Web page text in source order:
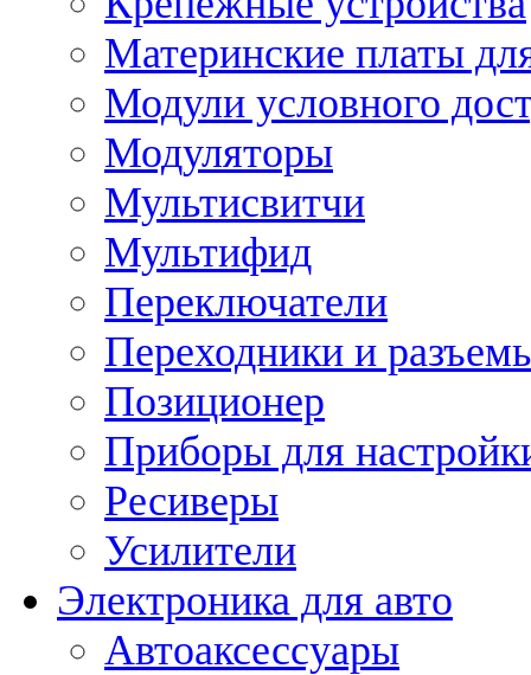
Материнские платы
Модули условного
Модуляторы
Мультисвитчи
Мультифид
Переключатели
Переходники и
Позиционер
Приборы для
Ресиверы
Усилители
Электроника для авто
Автоаксессуары